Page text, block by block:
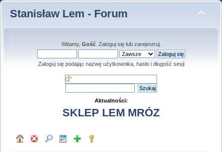
Stanisław Lem - Forum
Witamy, Gość. Zaloguj sięlub zarejestruj.
Zaloguj się podając nazwę użytkownika, hasło i długość sesji
Aktualności:
SKLEP LEM MRÓZ